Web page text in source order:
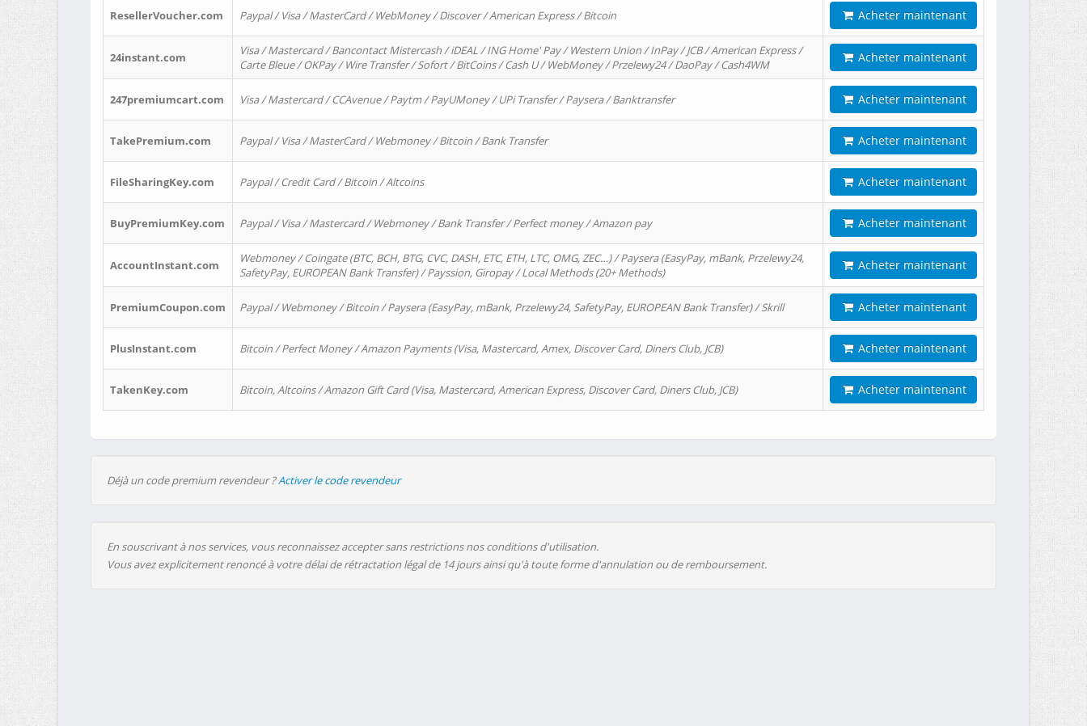
ResellerVoucher.com Paypal / Visa / MasterCard / WebMoney / Discover / American Express / Bitcoin Acheter maintenant
24instant.com
Visa / Mastercard / Bancontact Mistercash / iDEAL / ING Home' Pay / Western Union / InPay / JCB / American Express /
Carte Bleue / OKPay / Wire Transfer / Sofort / BitCoins / Cash U / WebMoney / Przelewy24 / DaoPay / Cash4WM
Acheter maintenant
247premiumcart.com Visa / Mastercard / CCAvenue / Paytm / PayUMoney / UPi Transfer / Paysera / Banktransfer Acheter maintenant
TakePremium.com Paypal / Visa / MasterCard / Webmoney / Bitcoin / Bank Transfer Acheter maintenant
FileSharingKey.com Paypal / Credit Card / Bitcoin / Altcoins Acheter maintenant
BuyPremiumKey.com Paypal / Visa / Mastercard / Webmoney / Bank Transfer / Perfect money / Amazon pay Acheter maintenant
AccountInstant.com
Webmoney / Coingate (BTC, BCH, BTG, CVC, DASH, ETC, ETH, LTC, OMG, ZEC…) / Paysera (EasyPay, mBank, Przelewy24,
SafetyPay, EUROPEAN Bank Transfer) / Payssion, Giropay / Local Methods (20+ Methods)
Acheter maintenant
PremiumCoupon.com Paypal / Webmoney / Bitcoin / Paysera (EasyPay, mBank, Przelewy24, SafetyPay, EUROPEAN Bank Transfer) / Skrill Acheter maintenant
PlusInstant.com Bitcoin / Perfect Money / Amazon Payments (Visa, Mastercard, Amex, Discover Card, Diners Club, JCB) Acheter maintenant
TakenKey.com Bitcoin, Altcoins / Amazon Gift Card (Visa, Mastercard, American Express, Discover Card, Diners Club, JCB) Acheter maintenant
Déjà un code premium revendeur ?Activer le code revendeur
En souscrivant à nos services, vous reconnaissez accepter sans restrictions nos conditions d'utilisation.
Vous avez explicitement renoncé à votre délai de rétractation légal de 14 jours ainsi qu'à toute forme d'annulation ou de remboursement.